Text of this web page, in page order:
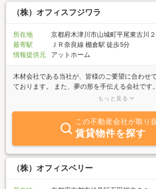
（株）オフィスフジワラ
所在地
京都府木津川市山城町平尾東古川２
最寄駅
ＪＲ奈良線 棚倉駅 徒歩5分
情報提供元
アットホーム
木材会社である当社が、皆様のご要望に合わせ
ております。 また、夢の形を手伝える会社です
気軽にご相談ください。スタッフが親身になっ
もっと見る
この不動産会社が取り
賃貸物件を探す
（株）オフィスベリー